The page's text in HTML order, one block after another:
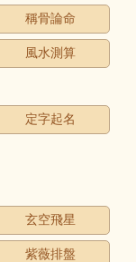
稱骨論命
風水測算
定字起名
玄空飛星
紫薇排盤